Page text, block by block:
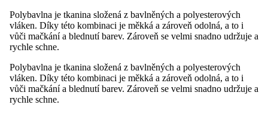
Polybavlna je tkanina složená z bavlněných a polyesterových
vláken. Díky této kombinaci je měkká a zároveň odolná, a to i
vůči mačkání a blednutí barev. Zároveň se velmi snadno udržuje a
rychle schne.
Polybavlna je tkanina složená z bavlněných a polyesterových
vláken. Díky této kombinaci je měkká a zároveň odolná, a to i
vůči mačkání a blednutí barev. Zároveň se velmi snadno udržuje a
rychle schne.